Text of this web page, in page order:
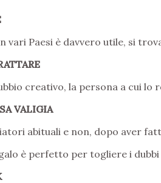
vari Paesi è davvero utile, si
creativo, la persona a cui
VALIGIA
abituali e non, dopo aver
è perfetto per togliere i dubbi